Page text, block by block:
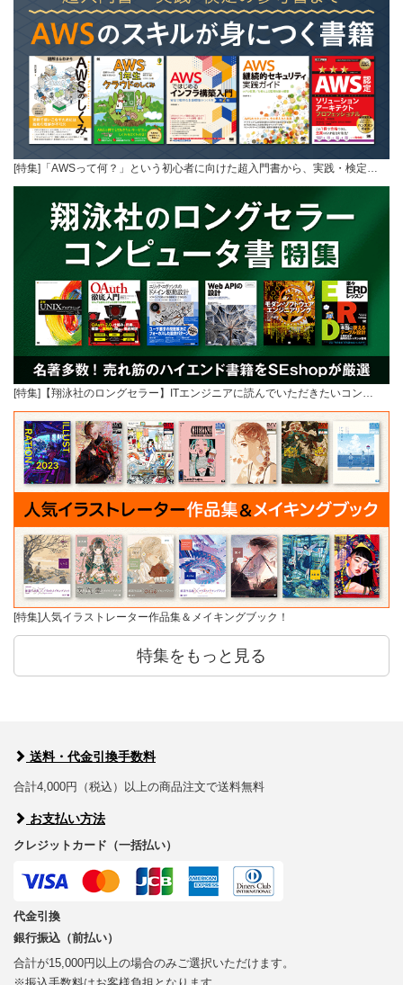
[特集]「AWSって何？」という初心者に向けた超入門書から、実践・検定…
[特集]【翔泳社のロングセラー】ITエンジニアに読んでいただきたいコン…
[特集]人気イラストレーター作品集＆メイキングブック！
特集をもっと見る
送料・代金引換手数料
合計4,000円（税込）以上の商品注文で送料無料
お支払い方法
クレジットカード（一括払い）
代金引換
銀行振込（前払い）
合計が15,000円以上の場合のみご選択いただけます。